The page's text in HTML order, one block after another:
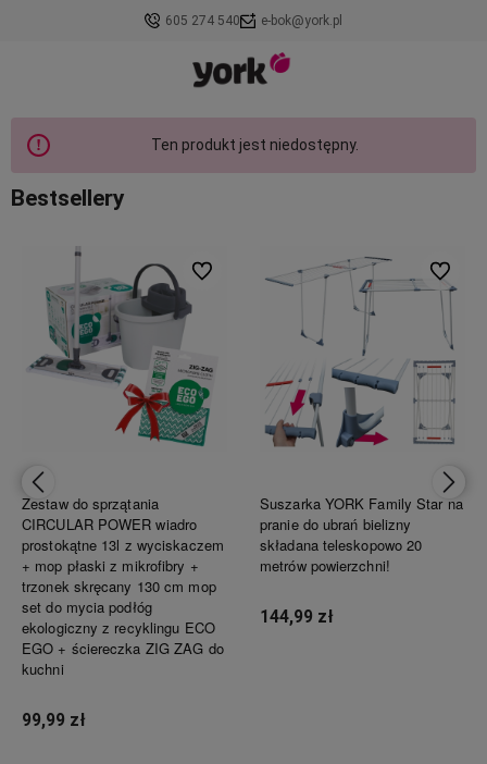
605 274 540 e-bok@york.pl
Ten produkt jest niedostępny.
Bestsellery
Zestaw do sprzątania
CIRCULAR POWER wiadro
prostokątne 13l z wyciskaczem
+ mop płaski z mikrofibry +
trzonek skręcany 130 cm mop
set do mycia podłóg
ekologiczny z recyklingu ECO
EGO + ściereczka ZIG ZAG do
kuchni
99,99 zł
Do ulubionych
Suszarka YORK Family Star na
pranie do ubrań bielizny
składana teleskopowo 20
metrów powierzchni!
144,99 zł
Do